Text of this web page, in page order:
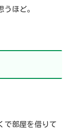
ほど。
で部屋を借りて